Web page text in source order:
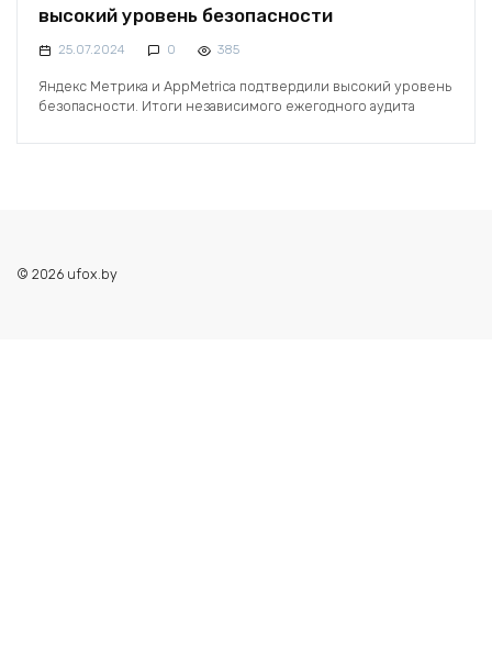
высокий уровень безопасности
25.07.2024 0 385
Яндекс Метрика и AppMetrica подтвердили высокий уровень
безопасности. Итоги независимого ежегодного аудита
© 2026 ufox.by